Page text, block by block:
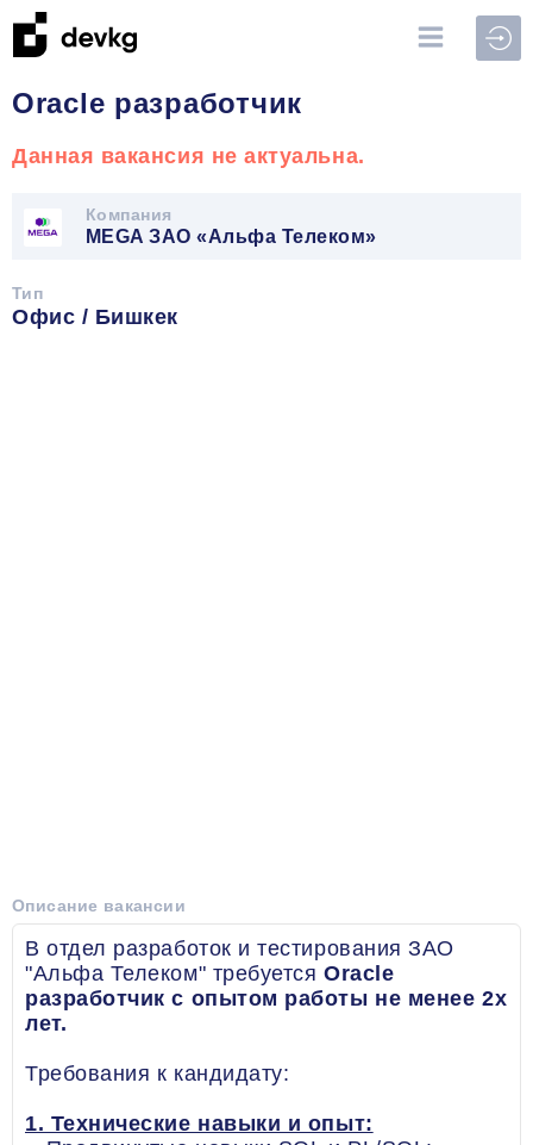
Oracle разработчик
Данная вакансия не актуальна.
Компания
MEGA ЗАО «Альфа Телеком»
Тип
Офис / Бишкек
Описание вакансии
В отдел разработок и тестирования ЗАО
"Альфа Телеком" требуетсяOracle
разработчик с опытом работы не менее 2х
лет.
Требования к кандидату:
1. Технические навыки и опыт: